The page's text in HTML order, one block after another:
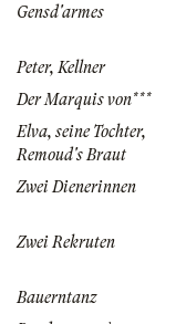
Gensd'armes
Peter, Kellner
Der Marquis von***
Elva, seine Tochter,
Remoud's Braut
Zwei Dienerinnen
Zwei Rekruten
Bauerntanz